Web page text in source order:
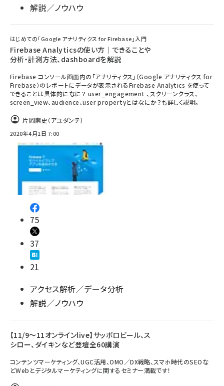
解説／ノウハウ
はじめての「Google アナリティクス for Firebase」入門
Firebase Analyticsの使い方｜できることや
分析・計測方法、dashboardを解説
Firebase コンソール画面内の「アナリティクス」（Google アナリティクス for
Firebase）のレポートにデータが表示されるFirebase Analytics を使って
できることは具体的になに？ user_engagement 、スクリーンクラス、
screen_view、audience、user propertyとはなにか？も詳しく説明。
片岡崇史（アユダンテ）
2020年4月1日 7:00
75
37
21
アクセス解析／データ分析
解説／ノウハウ
【11/9～11オンラインlive】サッポロビール、ス
シロー、ダイキンなど登壇全60講演
コンテンツマーケティング、UGC活用、OMO／DX戦略、スマホ時代のSEOな
どWebとデジタルマーケティングに関するセミナー満載です！